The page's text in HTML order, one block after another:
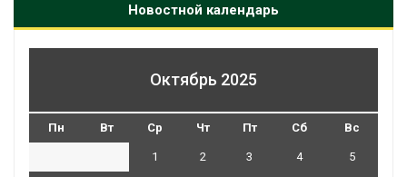
Новостной календарь
Октябрь 2025
Пн Вт Ср Чт Пт Сб Вс
1 2 3 4 5